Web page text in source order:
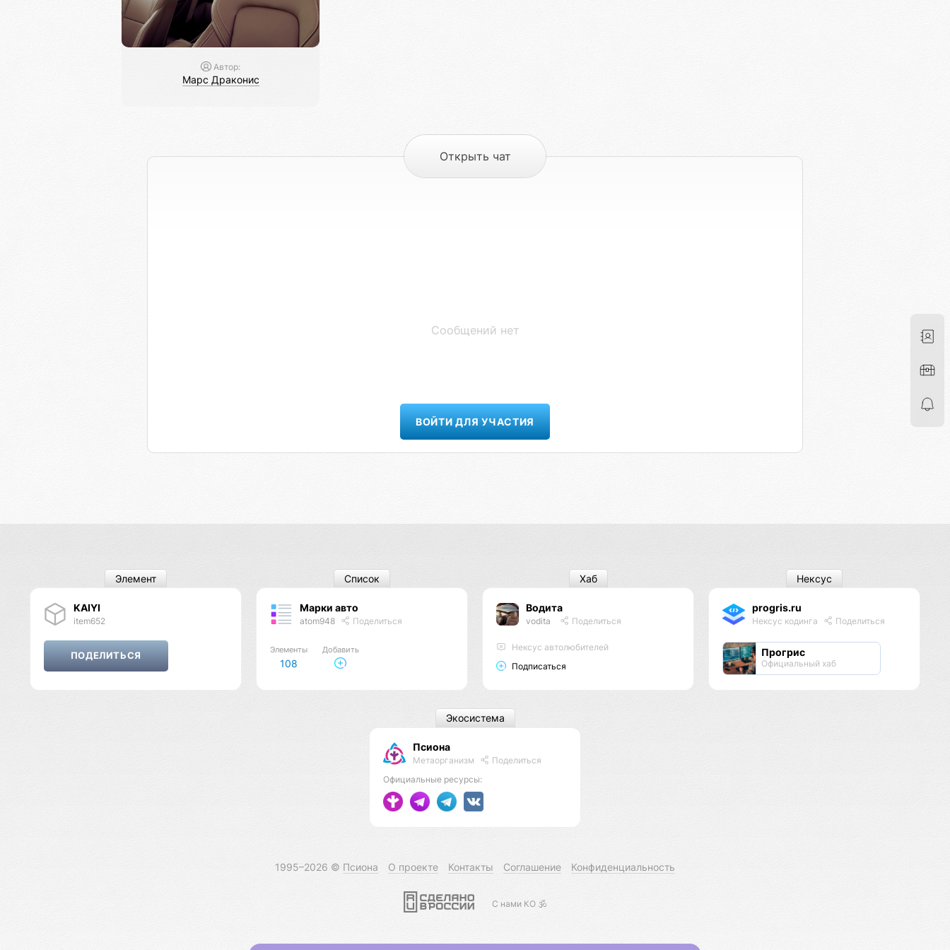
Автор:
Марс Драконис
Открыть чат
Сообщений нет
ВОЙТИ ДЛЯ УЧАСТИЯ
KAIYI
item652
Элемент
Марки авто
atom948 Поделиться
Элементы
108
Добавить
Список
Водита
vodita Поделиться
Нексус автолюбителей
Подписаться
Хаб
progris.ru
Нексус кодинга Поделиться
Прогрис
Официальный хаб
Нексус
Псиона
Метаорганизм
Поделиться
Официальные ресурсы:
Экосистема
1995–2026 © Псиона О проекте Контакты Соглашение Конфиденциальность
С нами КО 🕉️